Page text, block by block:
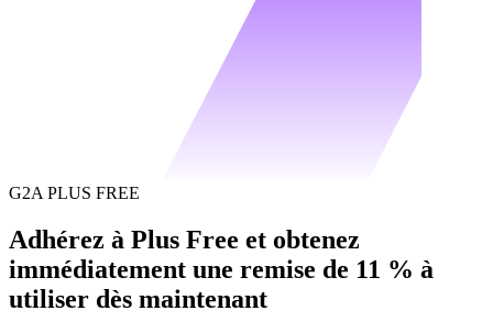
G2A PLUS FREE
Adhérez à Plus Free et obtenez
immédiatement une remise de 11 % à
utiliser dès maintenant